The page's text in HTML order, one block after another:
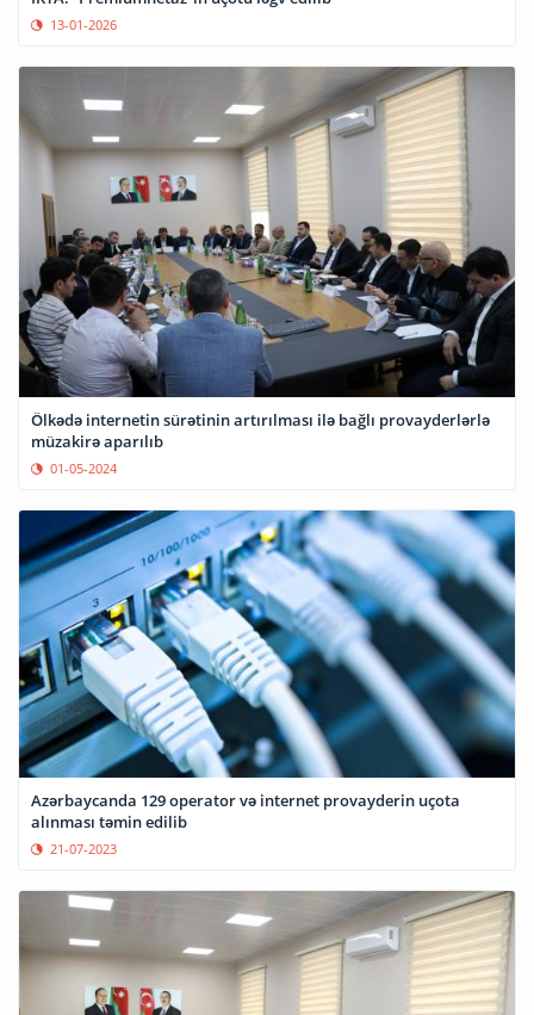
13-01-2026
Ölkədə internetin sürətinin artırılması ilə bağlı provayderlərlə
müzakirə aparılıb
01-05-2024
Azərbaycanda 129 operator və internet provayderin uçota
alınması təmin edilib
21-07-2023